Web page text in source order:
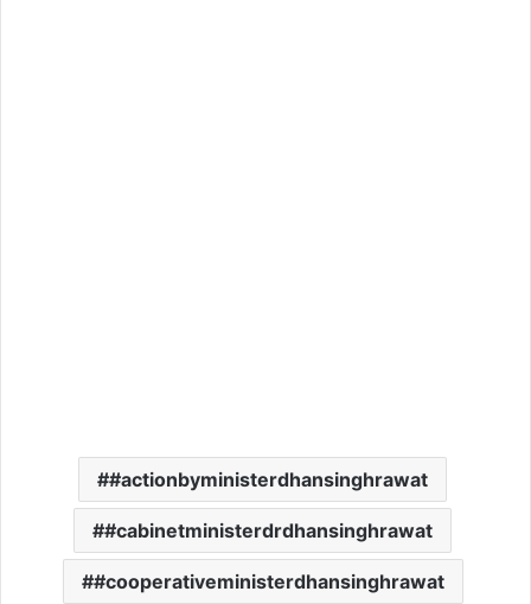
#actionbyministerdhansinghrawat
#cabinetministerdrdhansinghrawat
#cooperativeministerdhansinghrawat